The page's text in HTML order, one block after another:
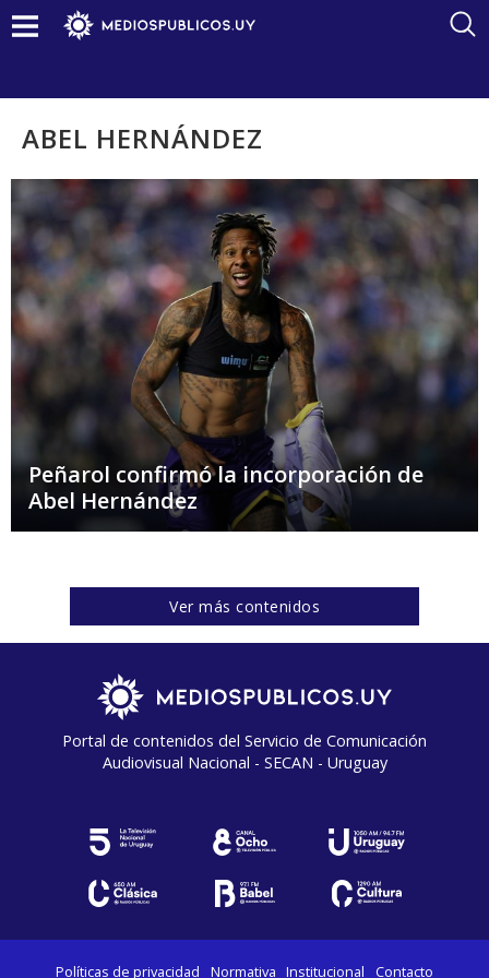
ABEL HERNÁNDEZ
Peñarol confirmó la incorporación de
Abel Hernández
Ver más contenidos
Portal de contenidos del Servicio de Comunicación
Audiovisual Nacional - SECAN - Uruguay
Políticas de privacidad Normativa Institucional Contacto